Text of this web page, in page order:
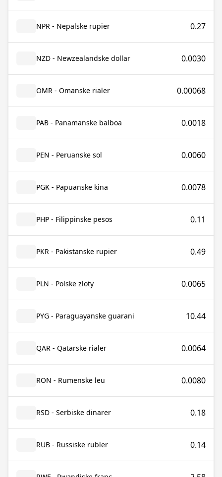
NPR - Nepalske rupier 0.27
NZD - Newzealandske dollar 0.0030
OMR - Omanske rialer 0.00068
PAB - Panamanske balboa 0.0018
PEN - Peruanske sol 0.0060
PGK - Papuanske kina 0.0078
PHP - Filippinske pesos 0.11
PKR - Pakistanske rupier 0.49
PLN - Polske zloty 0.0065
PYG - Paraguayanske guarani 10.44
QAR - Qatarske rialer 0.0064
RON - Rumenske leu 0.0080
RSD - Serbiske dinarer 0.18
RUB - Russiske rubler 0.14